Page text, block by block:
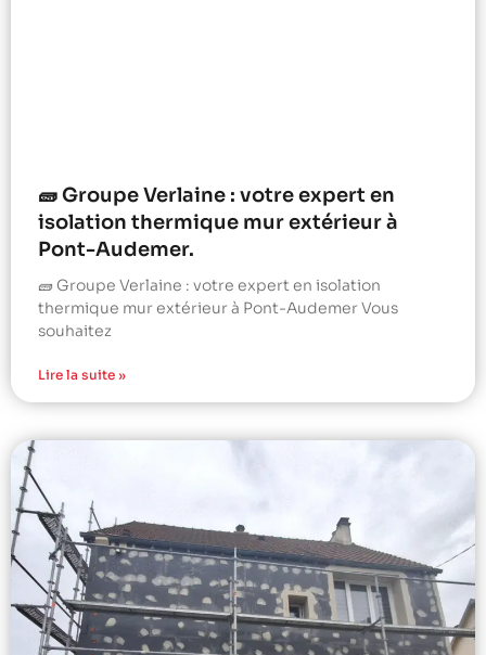
🧱 Groupe Verlaine : votre expert en
isolation thermique mur extérieur à
Pont-Audemer.
🧱 Groupe Verlaine : votre expert en isolation
thermique mur extérieur à Pont-Audemer Vous
souhaitez
Lire la suite »